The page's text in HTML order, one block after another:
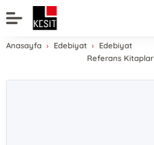
Anasayfa Edebiyat
Edebiyat
Referans Kitaplar